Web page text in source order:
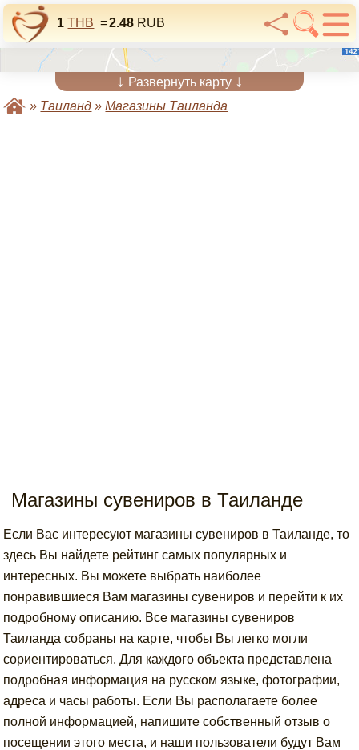
1 THB =2.48 RUB
↓ Развернуть карту ↓
» Таиланд »Магазины Таиланда
Магазины сувениров в Таиланде
Если Вас интересуют магазины сувениров в Таиланде, то
здесь Вы найдете рейтинг самых популярных и
интересных. Вы можете выбрать наиболее
понравившиеся Вам магазины сувениров и перейти к их
подробному описанию. Все магазины сувениров
Таиланда собраны на карте, чтобы Вы легко могли
сориентироваться. Для каждого объекта представлена
подробная информация на русском языке, фотографии,
адреса и часы работы. Если Вы располагаете более
полной информацией, напишите собственный отзыв о
посещении этого места, и наши пользователи будут Вам